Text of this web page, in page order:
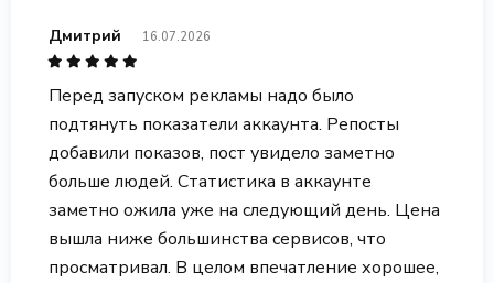
Дмитрий 16.07.2026
Перед запуском рекламы надо было
подтянуть показатели аккаунта. Репосты
добавили показов, пост увидело заметно
больше людей. Статистика в аккаунте
заметно ожила уже на следующий день. Цена
вышла ниже большинства сервисов, что
просматривал. В целом впечатление хорошее,